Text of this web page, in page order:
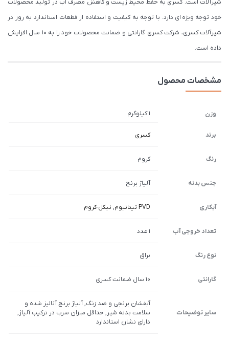
شیرآلات است. کسری به حفظ محیط زیست و کاهش مصرف آب در تولید محصولات
خود توجه ویژه ای دارد. با توجه به کیفیت و استفاده از قطعات استاندارد به روز در
شیرآلات کسری، شرکت کسری گارانتی و ضمانت محصولات خود را به 10 سال افزایش
داده است.
مشخصات محصول
وزن 1 کیلوگرم
برند کسری
رنگ کروم
جنس بدنه آلیاژ برنج
آبکاری PVD تیتانیوم , نیکل-کروم
تعداد خروجی آب 1 عدد
نوع رنگ براق
گارانتی 10 سال ضمانت کسری
سایر توضیحات
آبفشان برنجی و ضد زنگ, آلیاژ برنج آنالیز شده و
سلامت بدنه شیر, حداقل میزان سرب در ترکیب آلیاژ,
دارای نشان استاندارد